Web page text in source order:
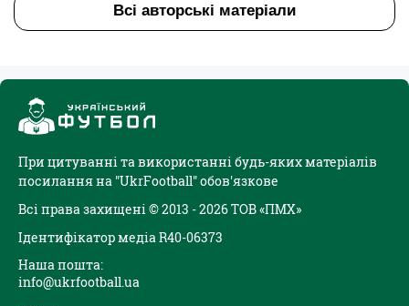
Всі авторські матеріали
При цитуванні та використанні будь-яких матеріалів
посилання на "UkrFootball" обов'язкове
Всі права захищені © 2013 - 2026 ТОВ «ПМХ»
Ідентифікатор медіа R40-06373
Наша пошта:
info@ukrfootball.ua